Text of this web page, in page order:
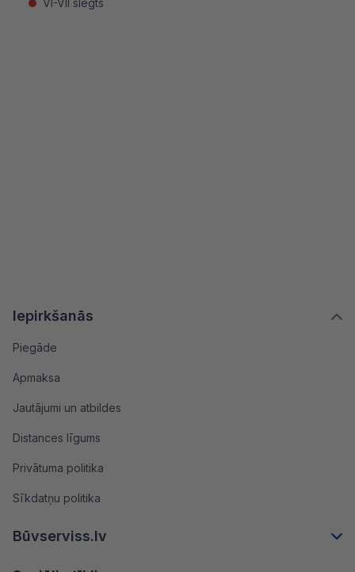
Iepirkšanās
Piegāde
Apmaksa
Jautājumi un atbildes
Distances līgums
Privātuma politika
Sīkdatņu politika
Būvserviss.lv
VI-VII slēgts